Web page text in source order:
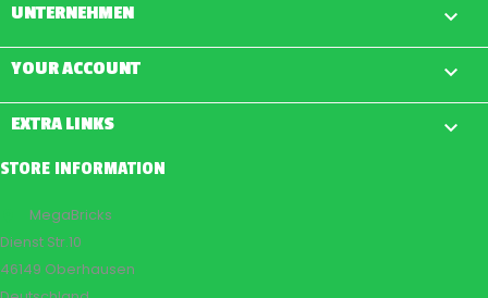
UNTERNEHMEN 
YOUR ACCOUNT 
EXTRA LINKS 
STORE INFORMATION
MegaBricks
Dienst Str.10
46149 Oberhausen